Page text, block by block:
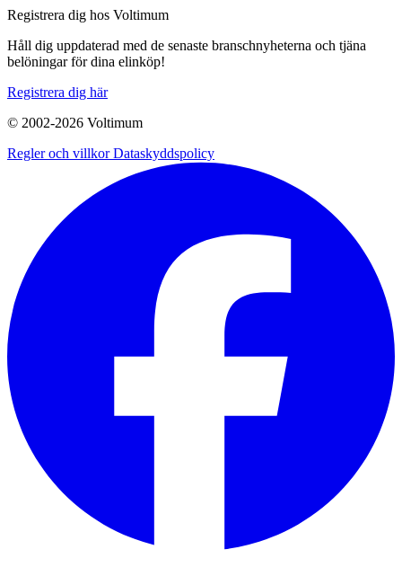
Registrera dig hos Voltimum
Håll dig uppdaterad med de senaste branschnyheterna och tjäna
belöningar för dina elinköp!
Registrera dig här
© 2002-2026 Voltimum
Regler och villkorDataskyddspolicy